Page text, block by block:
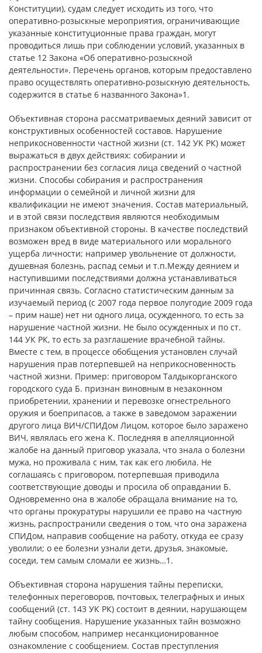
Конституции), судам следует исходить из того, что
оперативно-розыскные мероприятия, ограничивающие
указанные конституционные права граждан, могут
проводиться лишь при соблюдении условий, указанных в
статье 12 Закона «Об оперативно-розыскной
деятельности». Перечень органов, которым предоставлено
право осуществлять оперативно-розыскную деятельность,
содержится в статье 6 названного Закона»1.
Объективная сторона рассматриваемых деяний зависит от
конструктивных особенностей составов. Нарушение
неприкосновенности частной жизни (ст. 142 УК РК) может
выражаться в двух действиях: собирании и
распространении без согласия лица сведений о частной
жизни. Способы собирания и распространения
информации о семейной и личной жизни для
квалификации не имеют значения. Состав материальный,
и в этой связи последствия являются необходимым
признаком объективной стороны. В качестве последствий
возможен вред в виде материального или морального
ущерба личности; например увольнение от должности,
душевная болезнь, распад семьи и т.п.Между деянием и
наступившими последствиями должна устанавливаться
причинная связь. Согласно статистическим данным за
изучаемый период (с 2007 года первое полугодие 2009 года
– прим наше) нет ни одного лица, осужденного, то есть за
нарушение частной жизни. Не было осужденных и по ст.
144 УК РК, то есть за разглашение врачебной тайны.
Вместе с тем, в процессе обобщения установлен случай
нарушения прав потерпевшей на неприкосновенность
частной жизни. Пример: приговором Талдыкорганского
городского суда Б. признан виновным в незаконном
приобретении, хранении и перевозке огнестрельного
оружия и боеприпасов, а также в заведомом заражении
другого лица ВИЧ/СПИДом Лицом, которое было заражено
ВИЧ, являлась его жена К. Последняя в апелляционной
жалобе на данный приговор указала, что знала о болезни
мужа, но проживала с ним, так как его любила. Не
соглашаясь с приговором, потерпевшая приводила
соответствующие доводы и просила об оправдании Б.
Одновременно она в жалобе обращала внимание на то,
что органы прокуратуры нарушили ее право на частную
жизнь, распространили сведения о том, что она заражена
СПИДом, направив сообщение на работу, откуда ее сразу
уволили; о ее болезни узнали дети, друзья, знакомые,
соседи, тем самым сломали ее жизнь…1.
Объективная сторона нарушения тайны переписки,
телефонных переговоров, почтовых, телеграфных и иных
сообщений (ст. 143 УК РК) состоит в деянии, нарушающем
тайну сообщения. Нарушение указанных тайн возможно
любым способом, например несанкционированное
ознакомление с сообщением. Состав преступления